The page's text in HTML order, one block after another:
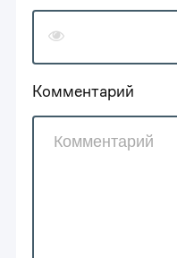
Комментарий